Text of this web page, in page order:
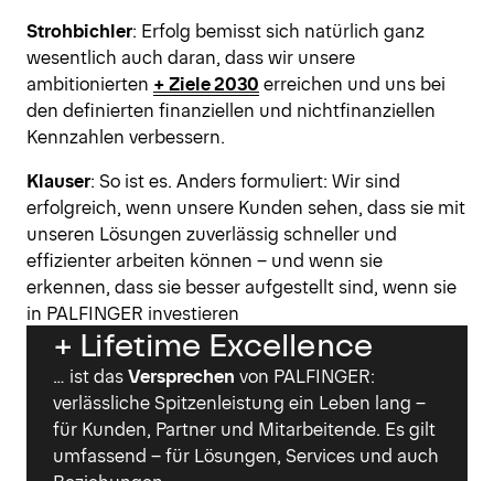
Strohbichler: Erfolg bemisst sich natürlich ganz
wesentlich auch daran, dass wir unsere
ambitionierten + Ziele 2030 erreichen und uns bei
den definierten finanziellen und nichtfinanziellen
Kennzahlen verbessern.
Klauser: So ist es. Anders formuliert: Wir sind
erfolgreich, wenn unsere Kunden sehen, dass sie mit
unseren Lösungen zuverlässig schneller und
effizienter arbeiten können – und wenn sie
erkennen, dass sie besser aufgestellt sind, wenn sie
in PALFINGER investieren
+ Lifetime Excellence
… ist dasVersprechen von PALFINGER:
verlässliche Spitzenleistung ein Leben lang –
für Kunden, Partner und Mitarbeitende. Es gilt
umfassend – für Lösungen, Services und auch